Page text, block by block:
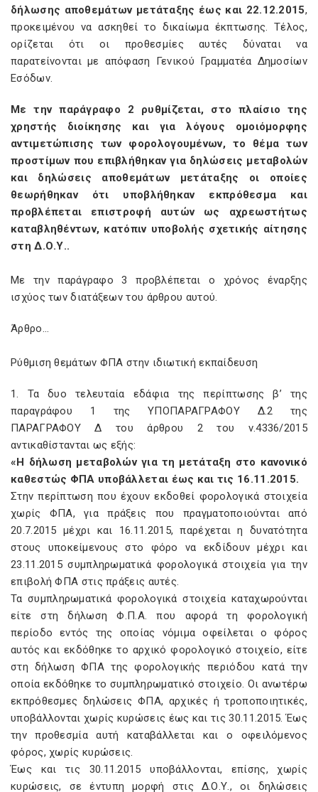
δήλωσης αποθεμάτων μετάταξης έως και 22.12.2015,
προκειμένου να ασκηθεί το δικαίωμα έκπτωσης. Τέλος,
ορίζεται ότι οι προθεσμίες αυτές δύναται να
παρατείνονται με απόφαση Γενικού Γραμματέα Δημοσίων
Εσόδων.
Με την παράγραφο 2 ρυθμίζεται, στο πλαίσιο της
χρηστής διοίκησης και για λόγους ομοιόμορφης
αντιμετώπισης των φορολογουμένων, το θέμα των
προστίμων που επιβλήθηκαν για δηλώσεις μεταβολών
και δηλώσεις αποθεμάτων μετάταξης οι οποίες
θεωρήθηκαν ότι υποβλήθηκαν εκπρόθεσμα και
προβλέπεται επιστροφή αυτών ως αχρεωστήτως
καταβληθέντων, κατόπιν υποβολής σχετικής αίτησης
στη Δ.Ο.Υ..
Με την παράγραφο 3 προβλέπεται ο χρόνος έναρξης
ισχύος των διατάξεων του άρθρου αυτού.
Άρθρο…
Ρύθμιση θεμάτων ΦΠΑ στην ιδιωτική εκπαίδευση
1. Τα δυο τελευταία εδάφια της περίπτωσης β’ της
παραγράφου 1 της ΥΠΟΠΑΡΑΓΡΑΦΟΥ Δ.2 της
ΠΑΡΑΓΡΑΦΟΥ Δ του άρθρου 2 του ν.4336/2015
αντικαθίστανται ως εξής:
«Η δήλωση μεταβολών για τη μετάταξη στο κανονικό
καθεστώς ΦΠΑ υποβάλλεται έως και τις 16.11.2015.
Στην περίπτωση που έχουν εκδοθεί φορολογικά στοιχεία
χωρίς ΦΠΑ, για πράξεις που πραγματοποιούνται από
20.7.2015 μέχρι και 16.11.2015, παρέχεται η δυνατότητα
στους υποκείμενους στο φόρο να εκδίδουν μέχρι και
23.11.2015 συμπληρωματικά φορολογικά στοιχεία για την
επιβολή ΦΠΑ στις πράξεις αυτές.
Τα συμπληρωματικά φορολογικά στοιχεία καταχωρούνται
είτε στη δήλωση Φ.Π.Α. που αφορά τη φορολογική
περίοδο εντός της οποίας νόμιμα οφείλεται ο φόρος
αυτός και εκδόθηκε το αρχικό φορολογικό στοιχείο, είτε
στη δήλωση ΦΠΑ της φορολογικής περιόδου κατά την
οποία εκδόθηκε το συμπληρωματικό στοιχείο. Οι ανωτέρω
εκπρόθεσμες δηλώσεις ΦΠΑ, αρχικές ή τροποποιητικές,
υποβάλλονται χωρίς κυρώσεις έως και τις 30.11.2015. Έως
την προθεσμία αυτή καταβάλλεται και ο οφειλόμενος
φόρος, χωρίς κυρώσεις.
Έως και τις 30.11.2015 υποβάλλονται, επίσης, χωρίς
κυρώσεις, σε έντυπη μορφή στις Δ.Ο.Υ., οι δηλώσεις